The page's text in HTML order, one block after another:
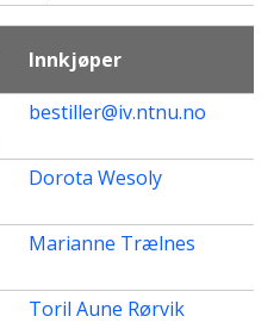
Innkjøper
bestiller@iv.ntnu.no
Dorota Wesoly
Marianne Trælnes
Toril Aune Rørvik